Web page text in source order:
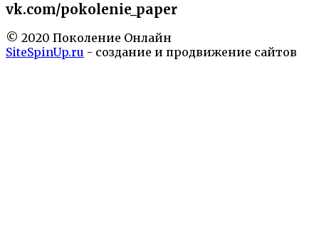
vk.com/pokolenie_paper
© 2020 Поколение Онлайн
SiteSpinUp.ru - создание и продвижение сайтов